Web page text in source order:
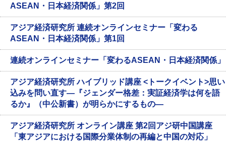
ASEAN・日本経済関係」第2回
アジア経済研究所 連続オンラインセミナー「変わる
ASEAN・日本経済関係」第1回
連続オンラインセミナー「変わるASEAN・日本経済関係」
アジア経済研究所 ハイブリッド講座 <トークイベント>思い
込みを問い直す―『ジェンダー格差：実証経済学は何を語
るか』（中公新書）が明らかにするもの―
アジア経済研究所 オンライン講座 第2回アジ研中国講座
「東アジアにおける国際分業体制の再編と中国の対応」